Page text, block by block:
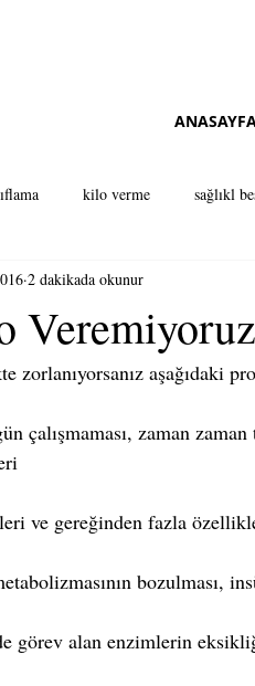
kilo verme sağlıkl
diyetisyen istanbul
2 dakikada okunur
zorlanıyorsanız aşağıdaki
çalışmaması, zaman
ve gereğinden fazla
bozulması,
görev alan enzimlerin